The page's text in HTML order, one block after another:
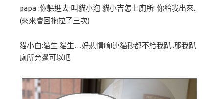
papa :你躲進去 叫貓小泡 貓小吉怎上廁所! 你給我出來..
(來來會回拖拉了三次)
貓小白:貓生 貓生…好悲情唷!連貓砂都不給我趴..那我趴
廁所旁邊可以吧